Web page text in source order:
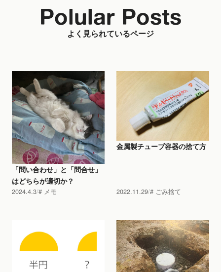
よく見られているページ
Polular Posts
「問い合わせ」と「問合せ」
はどちらが適切か？
2024.4.3 メモ
金属製チューブ容器の捨て方
2022.11.29 ごみ捨て